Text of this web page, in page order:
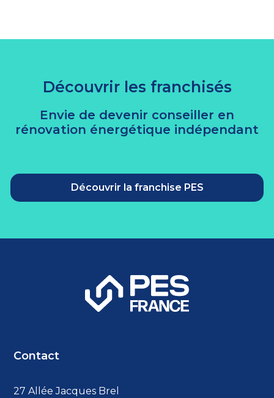
Découvrir les franchisés
Envie de devenir conseiller en
rénovation énergétique indépendant
Découvrir la franchise PES
Contact
27 Allée Jacques Brel